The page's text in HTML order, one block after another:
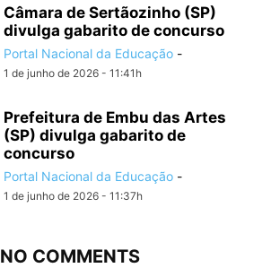
Câmara de Sertãozinho (SP)
divulga gabarito de concurso
Portal Nacional da Educação -
1 de junho de 2026 - 11:41h
Prefeitura de Embu das Artes
(SP) divulga gabarito de
concurso
Portal Nacional da Educação -
1 de junho de 2026 - 11:37h
NO COMMENTS